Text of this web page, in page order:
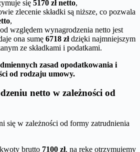
się 5170 zł netto,
zlecenie składki są niższe, co pozwala
,
względem wynagrodzenia netto jest
ona sumę 6718 złdzięki najmniejszym
ze składkami i podatkami.
zasad opodatkowania i
od rodzaju umowy.
netto w zależności od
się w zależności od formy zatrudnienia
brutto 7100 zł, na rękę otrzymujemy